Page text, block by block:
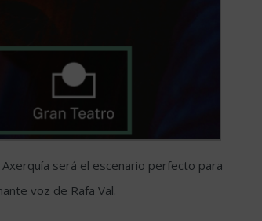
será el escenario perfecto para
voz de Rafa Val.